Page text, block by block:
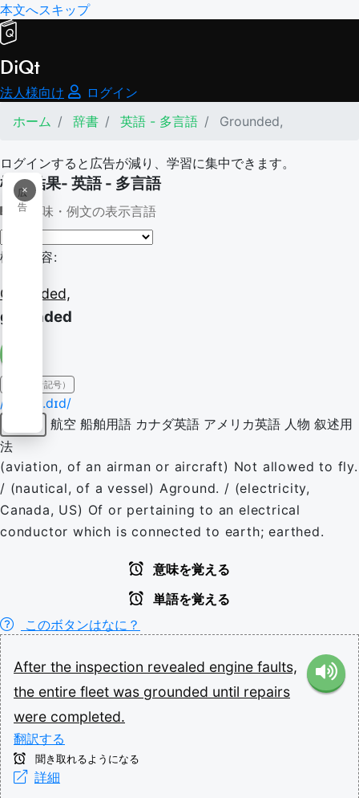
本文へスキップ
DiQt
法人様向け
ログイン
ホーム
辞書 英語 - 多言語 Grounded,
ログインすると広告が減り、学習に集中できます。
×
広
告
検索結果- 英語 - 多言語
意味・例文の表示言語
検索内容:
Grounded,
grounded
IPA（発音記号）
/ˈɡɹaʊn.dɪd/
航空 船舶用語 カナダ英語 アメリカ英語 人物 叙述用
法
(aviation, of an airman or aircraft) Not allowed to fly.
/ (nautical, of a vessel) Aground. / (electricity,
Canada, US) Of or pertaining to an electrical
conductor which is connected to earth; earthed.
意味を覚える
単語を覚える
このボタンはなに？
After the inspection revealed engine faults,
the entire fleet was grounded until repairs
were completed.
翻訳する
聞き取れるようになる
詳細